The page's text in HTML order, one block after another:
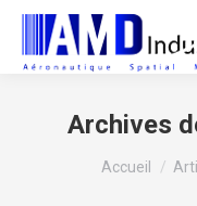
Archives
Vous êtes
Accueil